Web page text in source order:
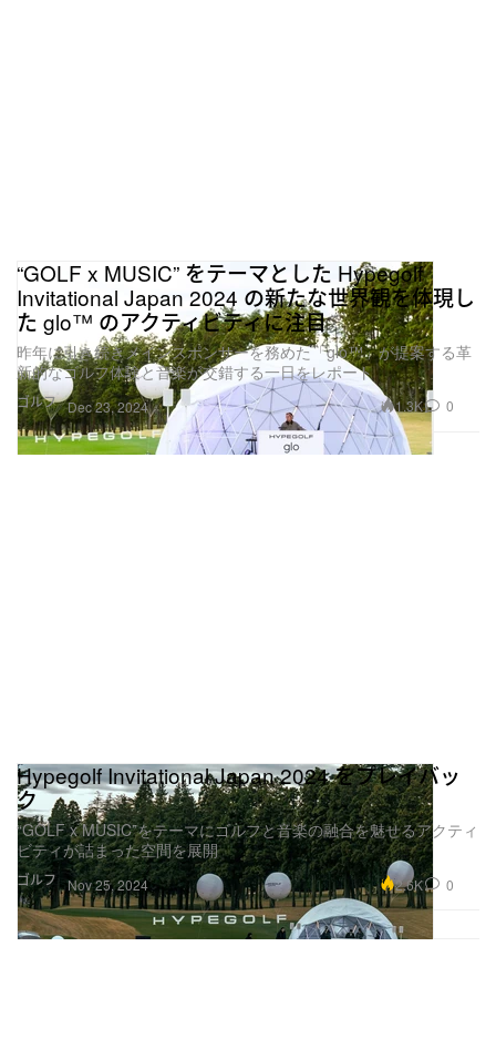
ゴルフ
“GOLF x MUSIC” をテーマとした Hypegolf
Invitational Japan 2024 の新たな世界観を体現し
た glo™ のアクティビティに注目
昨年に引き続きメインスポンサーを務めた「glo™」が提案する革
新的なゴルフ体験と音楽が交錯する一日をレポート
Dec 23, 2024 1.3K 0
ゴルフ
Hypegolf Invitational Japan 2024 をプレイバッ
ク
“GOLF x MUSIC”をテーマにゴルフと音楽の融合を魅せるアクティ
ビティが詰まった空間を展開
Nov 25, 2024 2.6K 0